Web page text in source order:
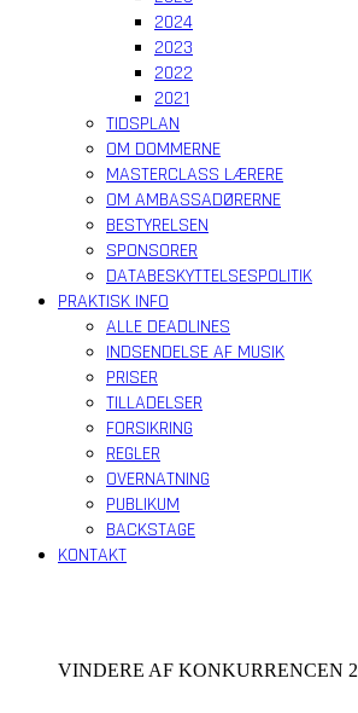
2024
2023
2022
2021
TIDSPLAN
OM DOMMERNE
MASTERCLASS LÆRERE
OM AMBASSADØRERNE
BESTYRELSEN
SPONSORER
DATABESKYTTELSESPOLITIK
PRAKTISK INFO
ALLE DEADLINES
INDSENDELSE AF MUSIK
PRISER
TILLADELSER
FORSIKRING
REGLER
OVERNATNING
PUBLIKUM
BACKSTAGE
KONTAKT
VINDERE AF KONKURRENCEN